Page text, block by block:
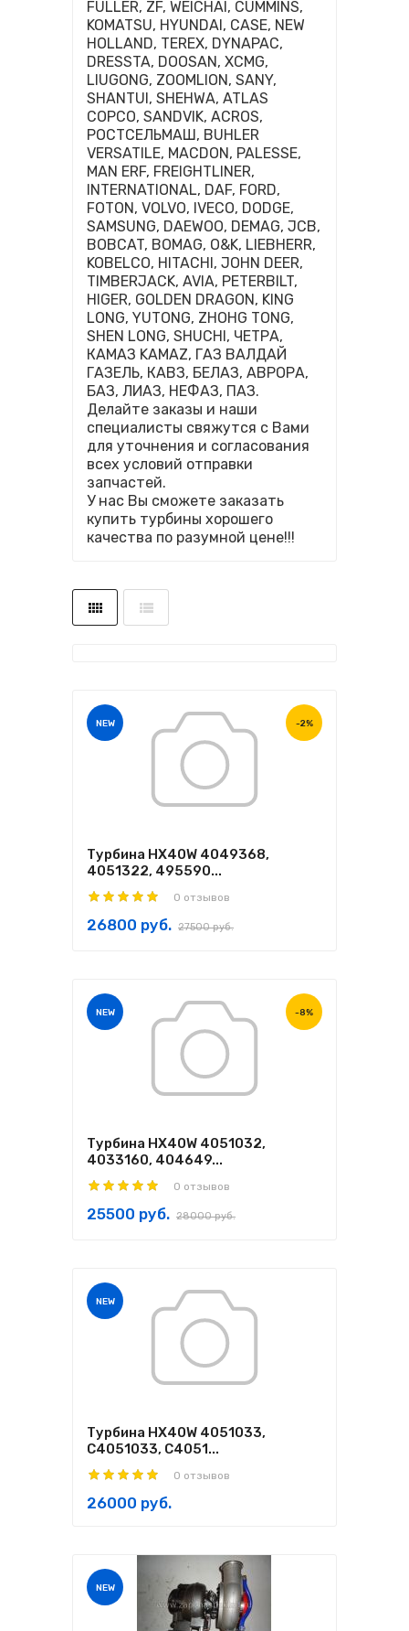
FULLER, ZF, WEICHAI, CUMMINS,
KOMATSU, HYUNDAI, CASE, NEW
HOLLAND, TEREX, DYNAPAC,
DRESSTA, DOOSAN, XCMG,
LIUGONG, ZOOMLION, SANY,
SHANTUI, SHEHWA, ATLAS
COPCO, SANDVIK, ACROS,
РОСТСЕЛЬМАШ, BUHLER
VERSATILE, MACDON, PALESSE,
MAN ERF, FREIGHTLINER,
INTERNATIONAL, DAF, FORD,
FOTON, VOLVO, IVECO, DODGE,
SAMSUNG, DAEWOO, DEMAG, JCB,
BOBCAT, BOMAG, O&K, LIEBHERR,
KOBELCO, HITACHI, JOHN DEER,
TIMBERJACK, AVIA, PETERBILT,
HIGER, GOLDEN DRAGON, KING
LONG, YUTONG, ZHOHG TONG,
SHEN LONG, SHUCHI, ЧЕТРА,
КАМАЗ KAMAZ, ГАЗ ВАЛДАЙ
ГАЗЕЛЬ, КАВЗ, БЕЛАЗ, АВРОРА,
БАЗ, ЛИАЗ, НЕФАЗ, ПАЗ.
Делайте заказы и наши
специалисты свяжутся с Вами
для уточнения и согласования
всех условий отправки
запчастей.
У нас Вы сможете заказать
купить турбины хорошего
качества по разумной цене!!!
NEW -2%
Турбина HX40W 4049368,
4051322, 495590...
0 отзывов
26800 руб. 27500 руб.
NEW -8%
Турбина HX40W 4051032,
4033160, 404649...
0 отзывов
25500 руб. 28000 руб.
NEW
Турбина HX40W 4051033,
C4051033, С4051...
0 отзывов
26000 руб.
NEW